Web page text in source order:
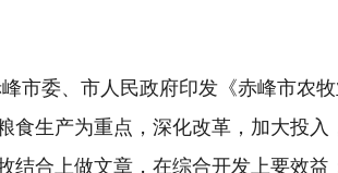
市委、市人民政府印发《赤峰市农
食生产为重点，深化改革，加大投
结合上做文章，在综合开发上要效益